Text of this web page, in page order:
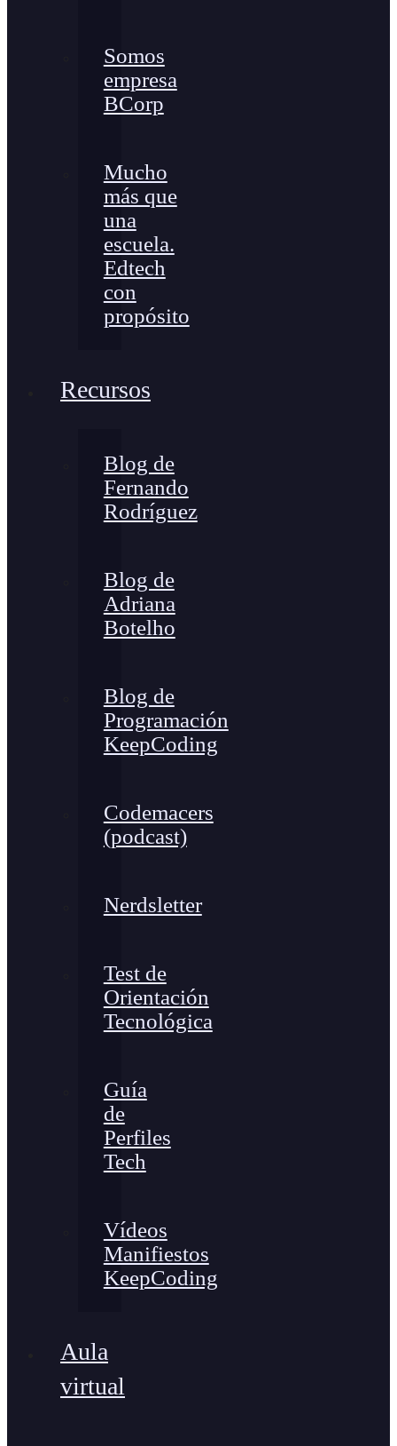
Somos
empresa
BCorp
Mucho
más que
una
escuela.
Edtech
con
propósito
Recursos
Blog de
Fernando
Rodríguez
Blog de
Adriana
Botelho
Blog de
Programación
KeepCoding
Codemacers
(podcast)
Nerdsletter
Test de
Orientación
Tecnológica
Guía
de
Perfiles
Tech
Vídeos
Manifiestos
KeepCoding
Aula
virtual